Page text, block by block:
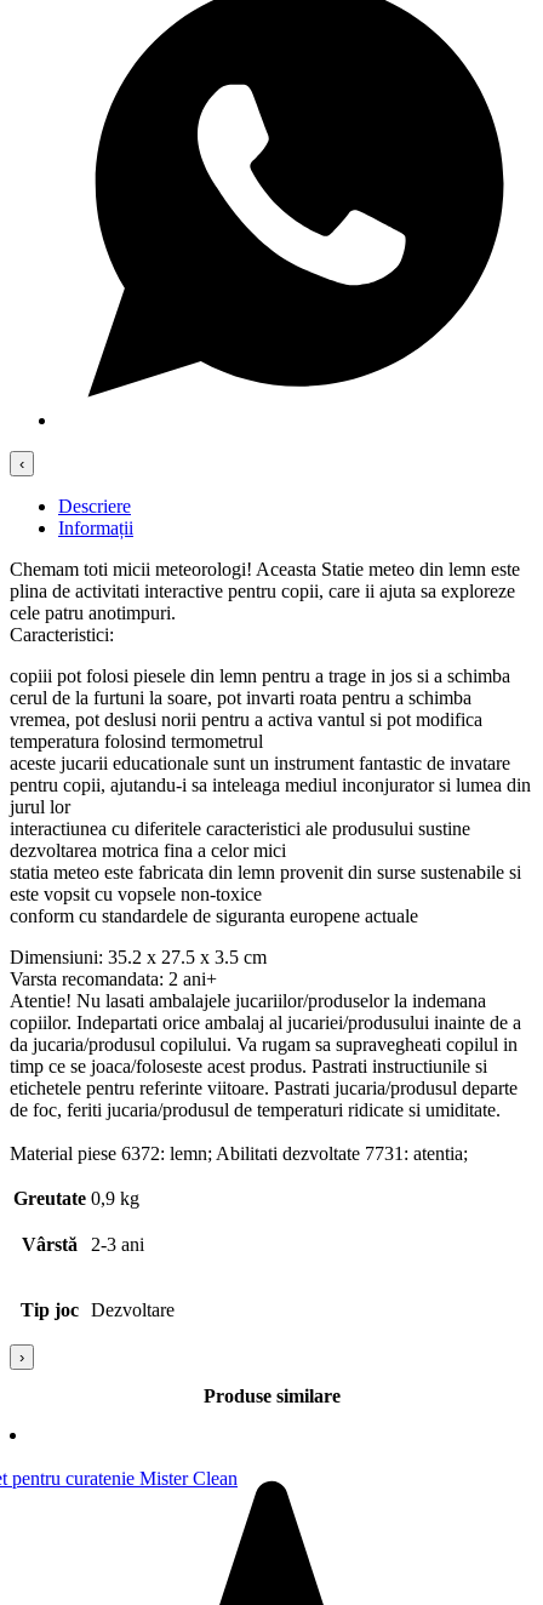
‹
Descriere
Informații
Chemam toti micii meteorologi! Aceasta Statie meteo din lemn este
plina de activitati interactive pentru copii, care ii ajuta sa exploreze
cele patru anotimpuri.
Caracteristici:
copiii pot folosi piesele din lemn pentru a trage in jos si a schimba
cerul de la furtuni la soare, pot invarti roata pentru a schimba
vremea, pot deslusi norii pentru a activa vantul si pot modifica
temperatura folosind termometrul
aceste jucarii educationale sunt un instrument fantastic de invatare
pentru copii, ajutandu-i sa inteleaga mediul inconjurator si lumea din
jurul lor
interactiunea cu diferitele caracteristici ale produsului sustine
dezvoltarea motrica fina a celor mici
statia meteo este fabricata din lemn provenit din surse sustenabile si
este vopsit cu vopsele non-toxice
conform cu standardele de siguranta europene actuale
Dimensiuni: 35.2 x 27.5 x 3.5 cm
Varsta recomandata: 2 ani+
Atentie! Nu lasati ambalajele jucariilor/produselor la indemana
copiilor. Indepartati orice ambalaj al jucariei/produsului inainte de a
da jucaria/produsul copilului. Va rugam sa supravegheati copilul in
timp ce se joaca/foloseste acest produs. Pastrati instructiunile si
etichetele pentru referinte viitoare. Pastrati jucaria/produsul departe
de foc, feriti jucaria/produsul de temperaturi ridicate si umiditate.
Material piese 6372: lemn; Abilitati dezvoltate 7731: atentia;
Greutate 0,9 kg
Vârstă 2-3 ani
Tip joc Dezvoltare
›
Produse similare